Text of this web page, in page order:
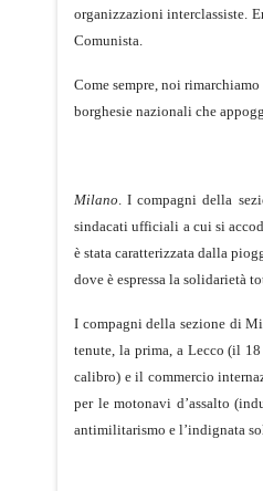
organizzazioni interclassiste.
Comunista.
Come sempre, noi
borghesie nazionali che
Milano . I compagni della
sindacati ufficiali a cui si
è stata caratterizzata dalla
dove è espressa la solidarietà
I compagni della sezione di
tenute, la prima, a Lecco (il
calibro) e il commercio
per le motonavi d’assalto
antimilitarismo e l’indignata